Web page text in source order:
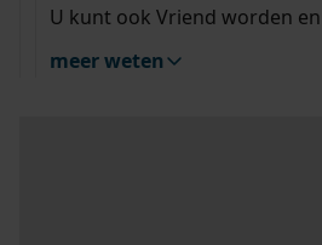
U kunt ook Vriend worden
meer weten